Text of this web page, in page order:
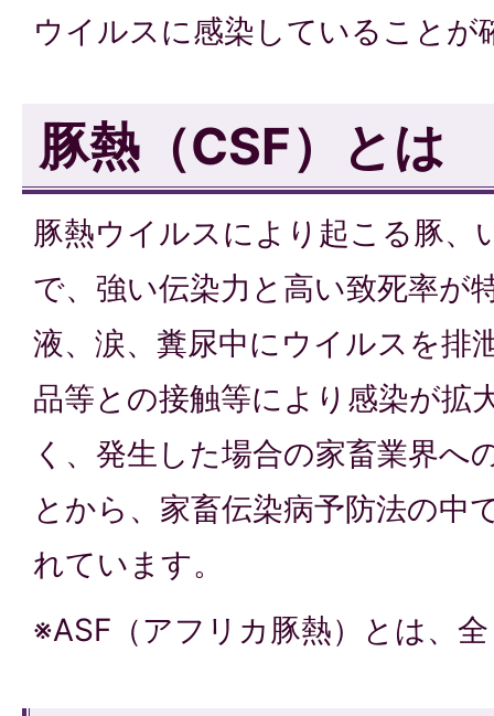
ウイルスに感染していることが
豚熱（CSF）とは
豚熱ウイルスにより起こる豚、
で、強い伝染力と高い致死率が
液、涙、糞尿中にウイルスを排
品等との接触等により感染が拡
く、発生した場合の家畜業界へ
とから、家畜伝染病予防法の中
れています。
※ASF（アフリカ豚熱）とは、